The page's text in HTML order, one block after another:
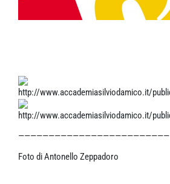
—————————————————————————
Foto di Antonello Zeppadoro